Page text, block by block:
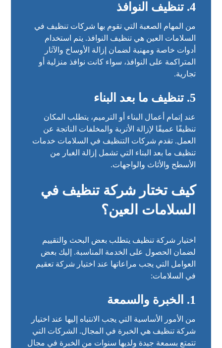
4. تنظيف النوافذ
من المهام الصعبة التي تقوم بها شركات تنظيف في
السلامات العين هي تنظيف النوافذ. يتم استخدام
أدوات خاصة ومهنية لضمان إزالة الأوساخ والآثار
المتراكمة على النوافذ، سواء كانت نوافذ منزلية أو
تجارية.
5. تنظيف ما بعد البناء
عند إتمام أعمال البناء أو الترميم، يتطلب المكان
تنظيفًا عميقًا لإزالة الأتربة والمخلفات الناتجة عن
العمل. تقدم شركات التنظيف في السلامات خدمات
تنظيف ما بعد البناء التي تشمل إزالة الغبار من
الأسطح والأثاث والواجهات.
كيف تختار شركة تنظيف في
السلامات العين؟
اختيار شركة تنظيف يتطلب بعض البحث والتقييم
لضمان الحصول على الخدمة المناسبة. إليك بعض
العوامل التي يجب مراعاتها عند اختيار شركة تعقيم
في السلامات:
1. الخبرة والسمعة
من الأمور الأساسية التي يجب الانتباه إليها عند اختيار
شركة تنظيف هي الخبرة في المجال. الشركات التي
تتمتع بسمعة جيدة ولديها سنوات من الخبرة في مجال